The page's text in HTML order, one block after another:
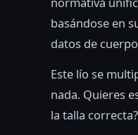
basándose en
datos de
Este lío se
nada. Quieres
la talla